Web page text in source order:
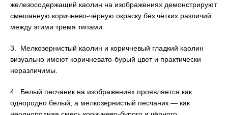
железосодержащий каолин на изображениях демонстрируют
смешанную коричнево-чёрную окраску без чётких различий
между этими тремя типами.
3. Мелкозернистый каолин и коричневый гладкий каолин
визуально имеют коричневато-бурый цвет и практически
неразличимы.
4. Белый песчаник на изображениях проявляется как
однородно белый, а мелкозернистый песчаник — как